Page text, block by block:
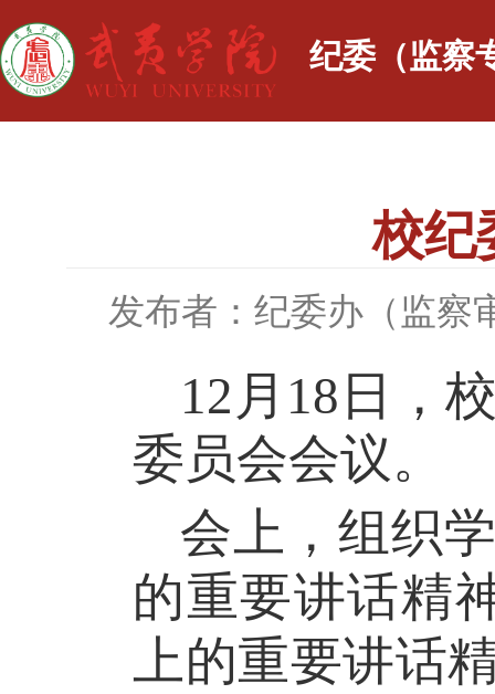
纪委（监察
校纪
发布者：纪委办（监察
12月18日，
委员会会议。
会上，组织
的重要讲话精
上的重要讲话